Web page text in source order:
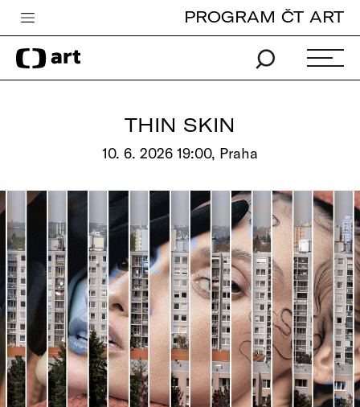
Česká televize
Zpravodajství
Pro děti
edu
Vše o ČT
PROGRAM ČT ART
THIN SKIN
10. 6. 2026 19:00, Praha